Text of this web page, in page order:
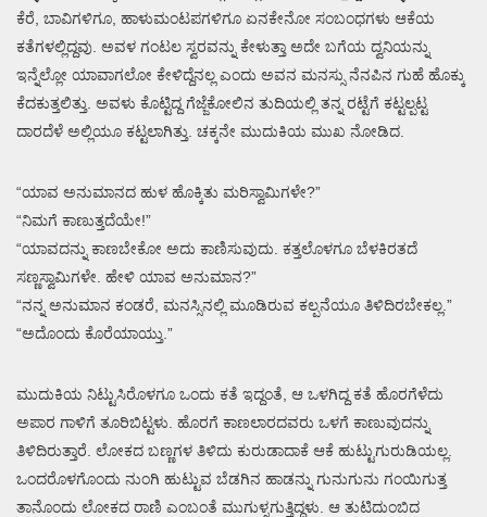
ಕೆರೆ, ಬಾವಿಗಳಿಗೂ, ಹಾಳುಮಂಟಪಗಳಿಗೂ ಏನಕೇನೋ ಸಂಬಂಧಗಳು ಆಕೆಯ
ಕತೆಗಳಲ್ಲಿದ್ದವು. ಅವಳ ಗಂಟಲ ಸ್ವರವನ್ನು ಕೇಳುತ್ತಾ ಅದೇ ಬಗೆಯ ದ್ವನಿಯನ್ನು
ಇನ್ನೆಲ್ಲೋ ಯಾವಾಗಲೋ ಕೇಳಿದ್ದೆನಲ್ಲ ಎಂದು ಅವನ ಮನಸ್ಸು ನೆನಪಿನ ಗುಹೆ ಹೊಕ್ಕು
ಕೆದಕುತ್ತಲಿತ್ತು. ಅವಳು ಕೊಟ್ಟಿದ್ದ ಗೆಜ್ಜೆಕೋಲಿನ ತುದಿಯಲ್ಲಿ ತನ್ನ ರಟ್ಟೆಗೆ ಕಟ್ಟಲ್ಪಟ್ಟ
ದಾರದೆಳೆ ಅಲ್ಲಿಯೂ ಕಟ್ಟಲಾಗಿತ್ತು. ಚಕ್ಕನೇ ಮುದುಕಿಯ ಮುಖ ನೋಡಿದ.
“ಯಾವ ಅನುಮಾನದ ಹುಳ ಹೊಕ್ಕಿತು ಮರಿಸ್ವಾಮಿಗಳೇ?”
“ನಿಮಗೆ ಕಾಣುತ್ತದೆಯೇ!”
“ಯಾವದನ್ನು ಕಾಣಬೇಕೋ ಅದು ಕಾಣಿಸುವುದು. ಕತ್ತಲೊಳಗೂ ಬೆಳಕಿರತದೆ
ಸಣ್ಣಸ್ವಾಮಿಗಳೇ. ಹೇಳಿ ಯಾವ ಅನುಮಾನ?”
“ನನ್ನ ಅನುಮಾನ ಕಂಡರೆ, ಮನಸ್ಸಿನಲ್ಲಿ ಮೂಡಿರುವ ಕಲ್ಪನೆಯೂ ತಿಳಿದಿರಬೇಕಲ್ಲ.”
“ಅದೊಂದು ಕೊರೆಯಾಯ್ತು.”
ಮುದುಕಿಯ ನಿಟ್ಟುಸಿರೊಳಗೂ ಒಂದು ಕತೆ ಇದ್ದಂತೆ, ಆ ಒಳಗಿದ್ದ ಕತೆ ಹೊರಗೆಳೆದು
ಅಪಾರ ಗಾಳಿಗೆ ತೂರಿಬಿಟ್ಟಳು. ಹೊರಗೆ ಕಾಣಲಾರದವರು ಒಳಗೆ ಕಾಣುವುದನ್ನು
ತಿಳಿದಿರುತ್ತಾರೆ. ಲೋಕದ ಬಣ್ಣಗಳ ತಿಳಿದು ಕುರುಡಾದಾಕೆ ಆಕೆ ಹುಟ್ಟುಗುರುಡಿಯಲ್ಲ.
ಒಂದರೊಳಗೊಂದು ನುಂಗಿ ಹುಟ್ಟುವ ಬೆಡಗಿನ ಹಾಡನ್ನು ಗುನುಗುನು ಗಂಯಿಗುತ್ತ
ತಾನೊಂದು ಲೋಕದ ರಾಣಿ ಎಂಬಂತೆ ಮುಗುಳ್ನಗುತ್ತಿದ್ದಳು. ಆ ತುಟಿದುಂಬಿದ